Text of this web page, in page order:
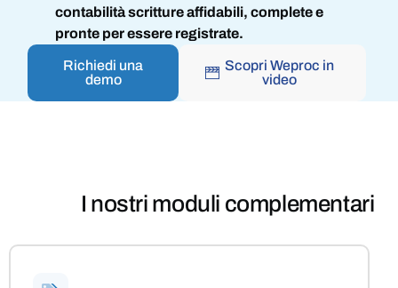
contabilità scritture affidabili, complete e
pronte per essere registrate.
Richiedi una
demo
Scopri Weproc in
video
I nostri moduli complementari